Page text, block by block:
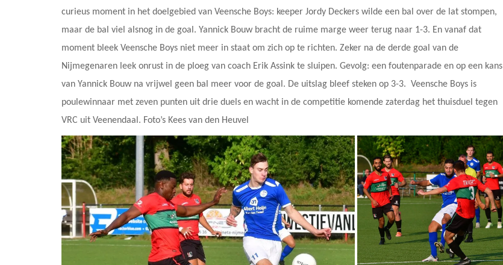
curieus moment in het doelgebied van Veensche Boys: keeper Jordy Deckers wilde een bal over de lat stompen,
maar de bal viel alsnog in de goal. Yannick Bouw bracht de ruime marge weer terug naar 1-3. En vanaf dat
moment bleek Veensche Boys niet meer in staat om zich op te richten. Zeker na de derde goal van de
Nijmegenaren leek onrust in de ploeg van coach Erik Assink te sluipen. Gevolg: een foutenparade en op een kans
van Yannick Bouw na vrijwel geen bal meer voor de goal. De uitslag bleef steken op 3-3. Veensche Boys is
poulewinnaar met zeven punten uit drie duels en wacht in de competitie komende zaterdag het thuisduel tegen
VRC uit Veenendaal. Foto’s Kees van den Heuvel